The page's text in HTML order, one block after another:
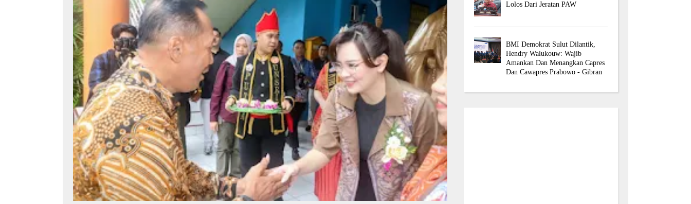
Lolos Dari Jeratan PAW
BMI Demokrat Sulut Dilantik,
Hendry Walukouw: Wajib
Amankan Dan Menangkan Capres
Dan Cawapres Prabowo - Gibran